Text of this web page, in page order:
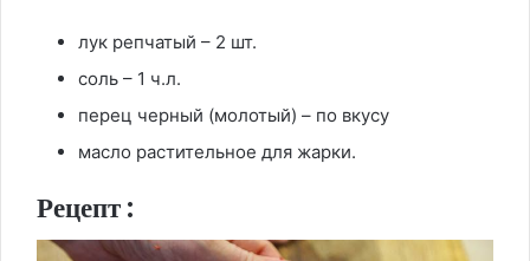
лук репчатый – 2 шт.
соль – 1 ч.л.
перец черный (молотый) – по вкусу
масло растительное для жарки.
Рецепт :